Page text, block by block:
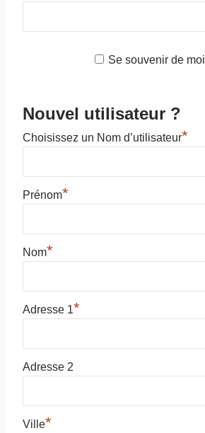
Se souvenir de moi
Nouvel utilisateur ?
Choisissez un Nom d’utilisateur*
Prénom*
Nom*
Adresse 1*
Adresse 2
Ville*